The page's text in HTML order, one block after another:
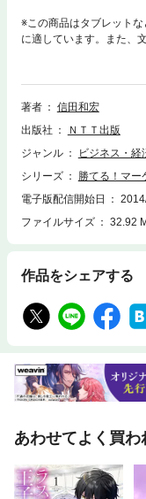
※この商品はタブレット
に適しています。また、
ト、検索、辞書の参照、
イ・ヴィトン、イチロ
グだ。電通で国際ビジネ
ィングの実践教科書。
著者
信田和宏
出版社
ＮＴＴ出版
ジャンル
ビジネス・経
シリーズ
勝てる！マ
電子版配信開始日
ファイルサイズ
32.92
作品をシェアする
あわせてよく買わ